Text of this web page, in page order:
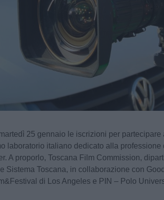
25 gennaio le iscrizioni per
laboratorio italiano dedicato alla professione
A proporlo, Toscana Film Commission,
Sistema Toscana, in collaborazione con
di Los Angeles e PIN – Polo